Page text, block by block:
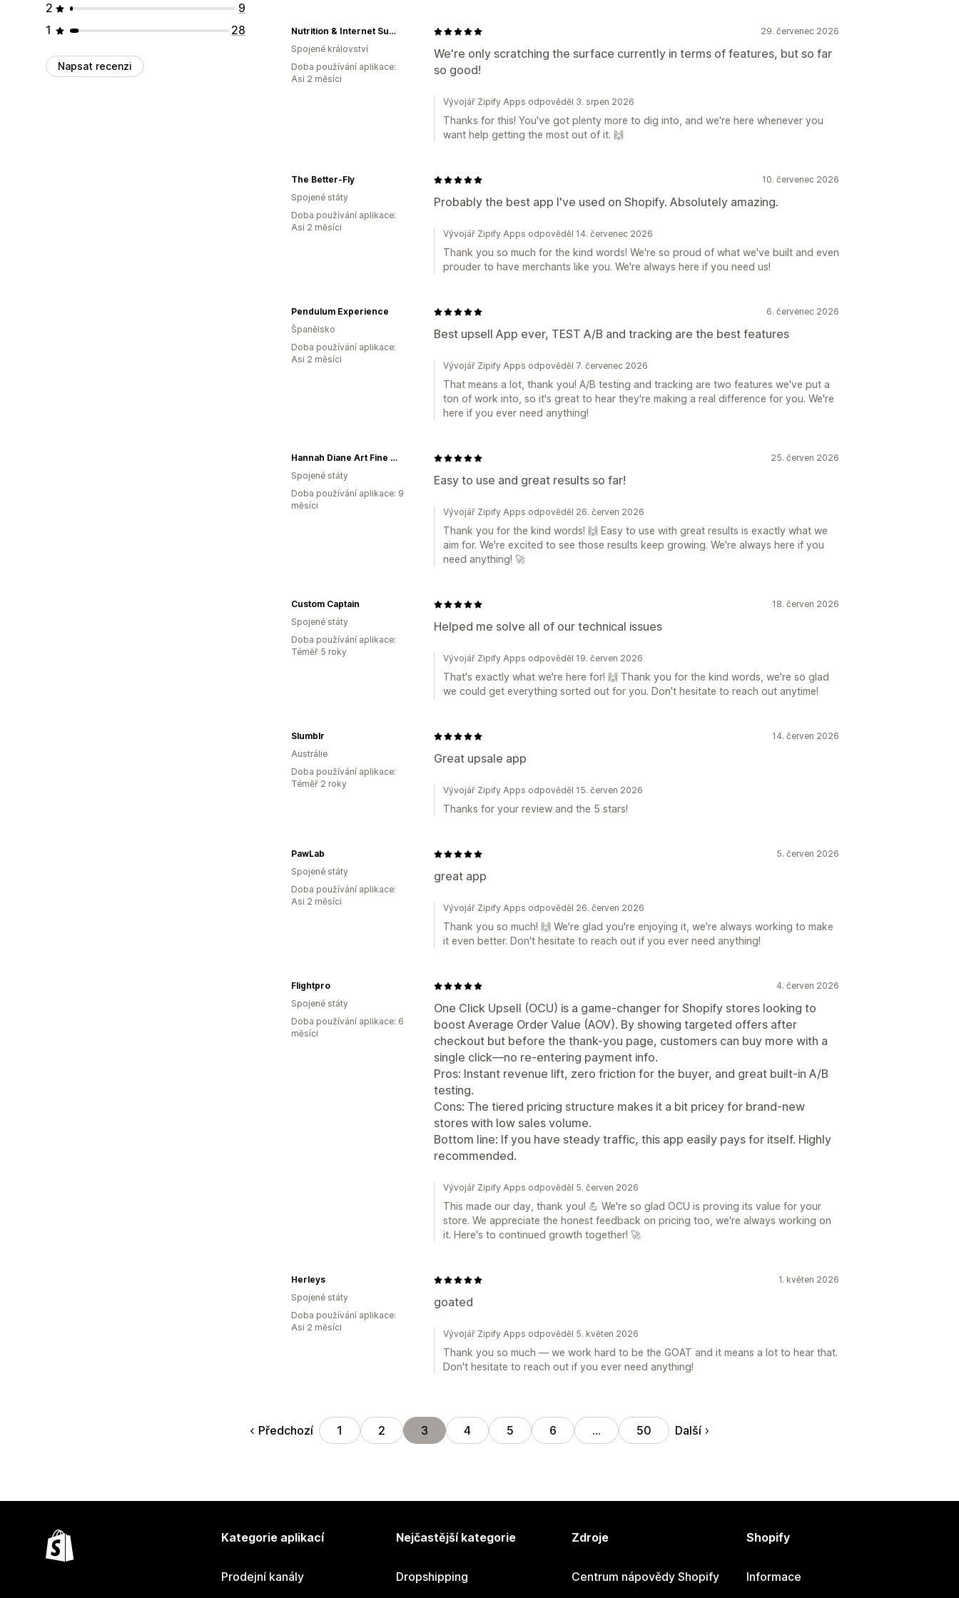
2
9
1
28
Napsat recenzi
29. červenec 2026
We're only scratching the surface currently in terms of features, but so far
so good!
Nutrition & Internet Supplements Limited
Spojené království
Doba používání aplikace:
Asi 2 měsíci
Vývojář Zipify Apps odpověděl 3. srpen 2026
Thanks for this! You've got plenty more to dig into, and we're here whenever you
want help getting the most out of it. 🙌
10. červenec 2026
Probably the best app I've used on Shopify. Absolutely amazing.
The Better-Fly
Spojené státy
Doba používání aplikace:
Asi 2 měsíci
Vývojář Zipify Apps odpověděl 14. červenec 2026
Thank you so much for the kind words! We're so proud of what we've built and even
prouder to have merchants like you. We're always here if you need us!
6. červenec 2026
Best upsell App ever, TEST A/B and tracking are the best features
Pendulum Experience
Španělsko
Doba používání aplikace:
Asi 2 měsíci
Vývojář Zipify Apps odpověděl 7. červenec 2026
That means a lot, thank you! A/B testing and tracking are two features we've put a
ton of work into, so it's great to hear they're making a real difference for you. We're
here if you ever need anything!
25. červen 2026
Easy to use and great results so far!
Hannah Diane Art Fine Art and Gifts
Spojené státy
Doba používání aplikace: 9
měsíci
Vývojář Zipify Apps odpověděl 26. červen 2026
Thank you for the kind words! 🙌 Easy to use with great results is exactly what we
aim for. We're excited to see those results keep growing. We're always here if you
need anything! 🚀
18. červen 2026
Helped me solve all of our technical issues
Custom Captain
Spojené státy
Doba používání aplikace:
Téměř 5 roky
Vývojář Zipify Apps odpověděl 19. červen 2026
That's exactly what we're here for! 🙌 Thank you for the kind words, we're so glad
we could get everything sorted out for you. Don't hesitate to reach out anytime!
14. červen 2026
Great upsale app
Slumblr
Austrálie
Doba používání aplikace:
Téměř 2 roky
Vývojář Zipify Apps odpověděl 15. červen 2026
Thanks for your review and the 5 stars!
5. červen 2026
great app
PawLab
Spojené státy
Doba používání aplikace:
Asi 2 měsíci
Vývojář Zipify Apps odpověděl 26. červen 2026
Thank you so much! 🙌 We're glad you're enjoying it, we're always working to make
it even better. Don't hesitate to reach out if you ever need anything!
4. červen 2026
One Click Upsell (OCU) is a game-changer for Shopify stores looking to
boost Average Order Value (AOV). By showing targeted offers after
checkout but before the thank-you page, customers can buy more with a
single click—no re-entering payment info.
Pros: Instant revenue lift, zero friction for the buyer, and great built-in A/B
testing.
Cons: The tiered pricing structure makes it a bit pricey for brand-new
stores with low sales volume.
Bottom line: If you have steady traffic, this app easily pays for itself. Highly
recommended.
Flightpro
Spojené státy
Doba používání aplikace: 6
měsíci
Vývojář Zipify Apps odpověděl 5. červen 2026
This made our day, thank you! 💪 We're so glad OCU is proving its value for your
store. We appreciate the honest feedback on pricing too, we're always working on
it. Here's to continued growth together! 🚀
1. květen 2026
goated
Herleys
Spojené státy
Doba používání aplikace:
Asi 2 měsíci
Vývojář Zipify Apps odpověděl 5. květen 2026
Thank you so much — we work hard to be the GOAT and it means a lot to hear that.
Don't hesitate to reach out if you ever need anything!
Předchozí 1 2 3 4 5 6 … 50 Další
Kategorie aplikací
Prodejní kanály
Nejčastější kategorie
Dropshipping
Zdroje
Centrum nápovědy Shopify
Shopify
Informace